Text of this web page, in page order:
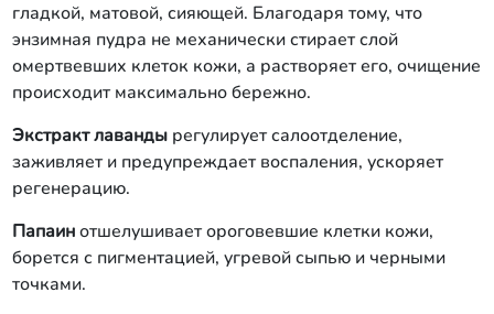
гладкой, матовой, сияющей. Благодаря тому, что
энзимная пудра не механически стирает слой
омертвевших клеток кожи, а растворяет его, очищение
происходит максимально бережно.
Экстракт лавандырегулирует салоотделение,
заживляет и предупреждает воспаления, ускоряет
регенерацию.
Папаинотшелушивает ороговевшие клетки кожи,
борется с пигментацией, угревой сыпью и черными
точками.